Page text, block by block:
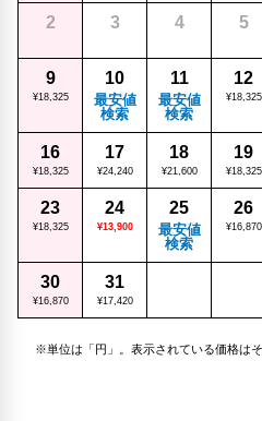
2 3 4 5
9
¥18,325
10
最安値
検索
11
最安値
検索
12
¥18,325
16
¥18,325
17
¥24,240
18
¥21,600
19
¥18,325
23
¥18,325
24
¥13,900
25
最安値
検索
26
¥16,870
30
¥16,870
31
¥17,420
※単位は「円」。表示されている価格は